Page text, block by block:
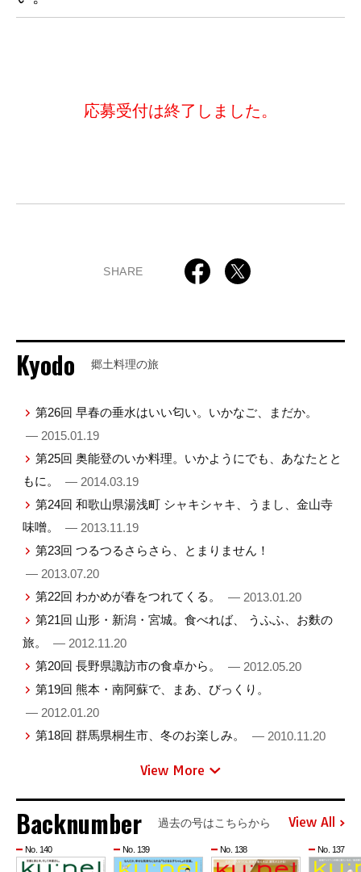
応募受付は終了しました。
SHARE
Kyodo 郷土料理の旅
第26回 早春の垂水はいい匂い。いかなご、まだか。
— 2015.01.19
第25回 奥能登のいか料理。いかようにでも、あなたとと
もに。
— 2014.03.19
第24回 和歌山県湯浅町 シャキシャキ、うまし、金山寺
味噌。
— 2013.11.19
第23回 つるつるさらさら、とまりません！
— 2013.07.20
第22回 わかめが春をつれてくる。
— 2013.01.20
第21回 山形・新潟・宮城。食べれば、 うふふ、お麩の
旅。
— 2012.11.20
第20回 長野県諏訪市の食卓から。
— 2012.05.20
第19回 熊本・南阿蘇で、まあ、びっくり。
— 2012.01.20
第18回 群馬県桐生市、冬のお楽しみ。
— 2010.11.20
View More
Backnumber 過去の号はこちらから View All
No. 140 No. 139 No. 138 No. 137